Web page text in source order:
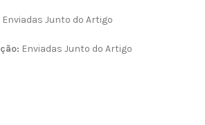
Enviadas Junto do Artigo
Enviadas Junto do Artigo